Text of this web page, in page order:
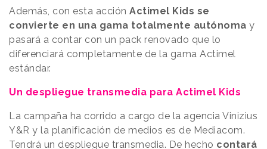
Además, con esta acción Actimel Kids se
convierte en una gama totalmente autónoma y
pasará a contar con un pack renovado que lo
diferenciará completamente de la gama Actimel
estándar.
Un despliegue transmedia para Actimel Kids
La campaña ha corrido a cargo de la agencia Vinizius
Y&R y la planificación de medios es de Mediacom.
Tendrá un despliegue transmedia. De hecho contará